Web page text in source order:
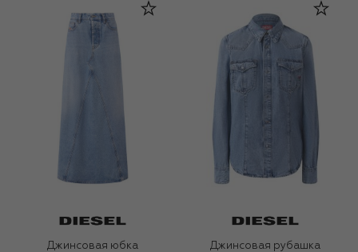
Джинсовая юбка
Джинсовая рубашка